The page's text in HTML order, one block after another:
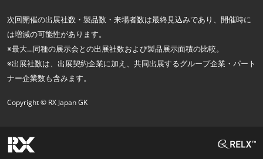
次回開催の出展社数・製品数・来場者数は最終見込みであり、開催時に
は増減の可能性があります。
※最大…同種の展示会との出展社数および製品展示面積の比較。
※出展社数は、出展契約企業に加え、共同出展するグループ企業・パート
ナー企業数も含みます。
Copyright © RX Japan GK